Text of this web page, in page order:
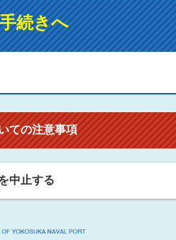
続きへ
ての注意事項
中止する